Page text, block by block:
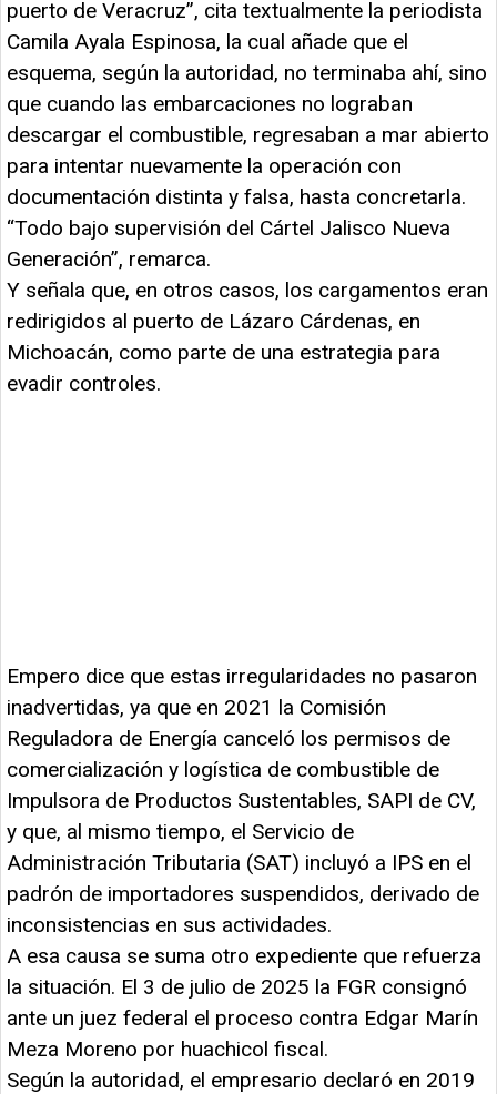
puerto de Veracruz”, cita textualmente la periodista
Camila Ayala Espinosa, la cual añade que el
esquema, según la autoridad, no terminaba ahí, sino
que cuando las embarcaciones no lograban
descargar el combustible, regresaban a mar abierto
para intentar nuevamente la operación con
documentación distinta y falsa, hasta concretarla.
“Todo bajo supervisión del Cártel Jalisco Nueva
Generación”, remarca.
Y señala que, en otros casos, los cargamentos eran
redirigidos al puerto de Lázaro Cárdenas, en
Michoacán, como parte de una estrategia para
evadir controles.
Empero dice que estas irregularidades no pasaron
inadvertidas, ya que en 2021 la Comisión
Reguladora de Energía canceló los permisos de
comercialización y logística de combustible de
Impulsora de Productos Sustentables, SAPI de CV,
y que, al mismo tiempo, el Servicio de
Administración Tributaria (SAT) incluyó a IPS en el
padrón de importadores suspendidos, derivado de
inconsistencias en sus actividades.
A esa causa se suma otro expediente que refuerza
la situación. El 3 de julio de 2025 la FGR consignó
ante un juez federal el proceso contra Edgar Marín
Meza Moreno por huachicol fiscal.
Según la autoridad, el empresario declaró en 2019